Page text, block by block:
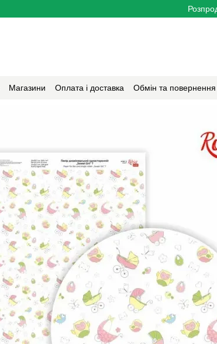
Магазини Оплата і доставка Обмін та повернення